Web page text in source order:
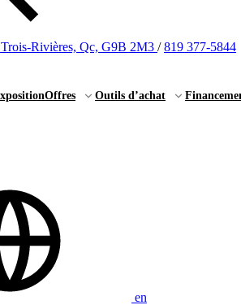
Rivières, Qc, G9B 2M3 / 819 377-5844
Offres Outils d’achat
en